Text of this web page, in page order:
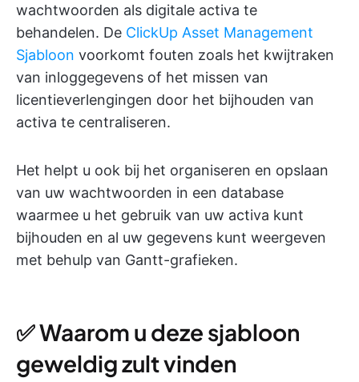
wachtwoorden als digitale activa te
behandelen. De ClickUp Asset Management
Sjabloon voorkomt fouten zoals het kwijtraken
van inloggegevens of het missen van
licentieverlengingen door het bijhouden van
activa te centraliseren.
Het helpt u ook bij het organiseren en opslaan
van uw wachtwoorden in een database
waarmee u het gebruik van uw activa kunt
bijhouden en al uw gegevens kunt weergeven
met behulp van Gantt-grafieken.
✅ Waarom u deze sjabloon
geweldig zult vinden